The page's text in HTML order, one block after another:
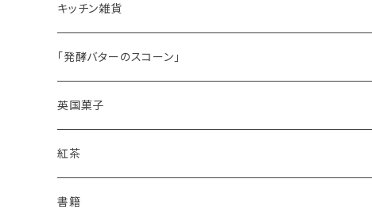
バターサンドクッキー
シードケーキ
レモンドリズルケーキ
オーガニックラベンダー
ルバーブ
キッチン雑貨
「発酵バターのスコーン」
プレーンスコーン
スコーンギフト
スコーンと紅茶のギフト
アールグレイティースコーン
チーズスコーン
英国菓子
レモンドリズルケーキ
バナナブレッド
紅茶
アールグレイ
書籍